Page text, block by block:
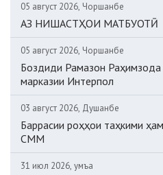
05 август 2026, Чоршанбе
АЗ НИШАСТҲОИ МАТБУОТӢ
05 август 2026, Чоршанбе
Боздиди Рамазон
марказии Интерпол
03 август 2026, Душанбе
Баррасии роҳҳои таҳкими
СММ
31 июл 2026, Ҷумъа